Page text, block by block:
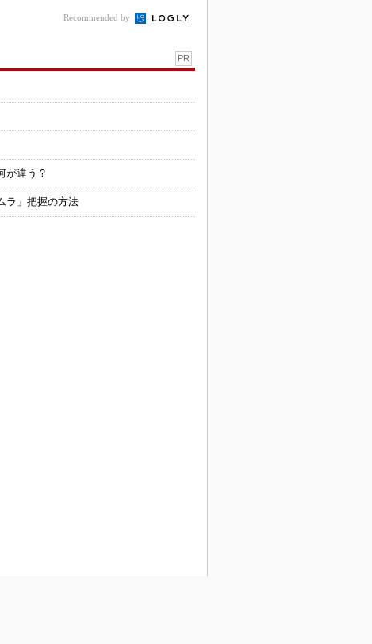
Recommended by
PR
が違う？
ラ」把握の方法